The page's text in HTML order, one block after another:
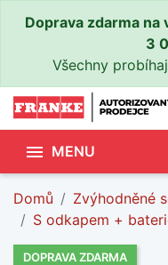
Doprava zdarma na
3
Všechny
 MENU
Domů Zvýhodněné
S odkapem +
DOPRAVA ZDARMA